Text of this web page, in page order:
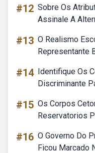
#12 Sobre Os
Assinale A
#13 O Realismo
Representante
#14 Identifique Os
Discriminante
#15 Os Corpos
Reservatorios
#16 O Governo Do
Ficou Marcado